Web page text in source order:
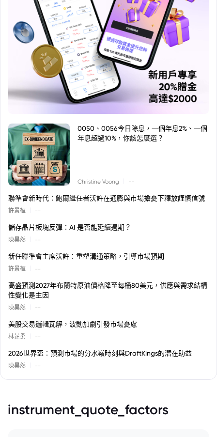
0050、0056今日除息，一個年息2%、一個
年息超過10%，你該怎麼選？
Christine Voong --
聯準會新時代：鮑爾繼任者沃許在通膨與市場擔憂下釋放謹慎信號
許景桓 --
儲存晶片板塊反彈：AI 是否能延續週期？
陳昊然 --
新任聯準會主席沃許：重塑溝通策略，引導市場預期
許景桓 --
高盛預測2027年布蘭特原油價格降至每桶80美元，供應與需求結構
性變化是主因
陳昊然 --
美股交易邏輯瓦解，波動加劇引發市場憂慮
林芷柔 --
2026世界盃：預測市場的分水嶺時刻與DraftKings的潛在助益
陳昊然 --
instrument_quote_factors